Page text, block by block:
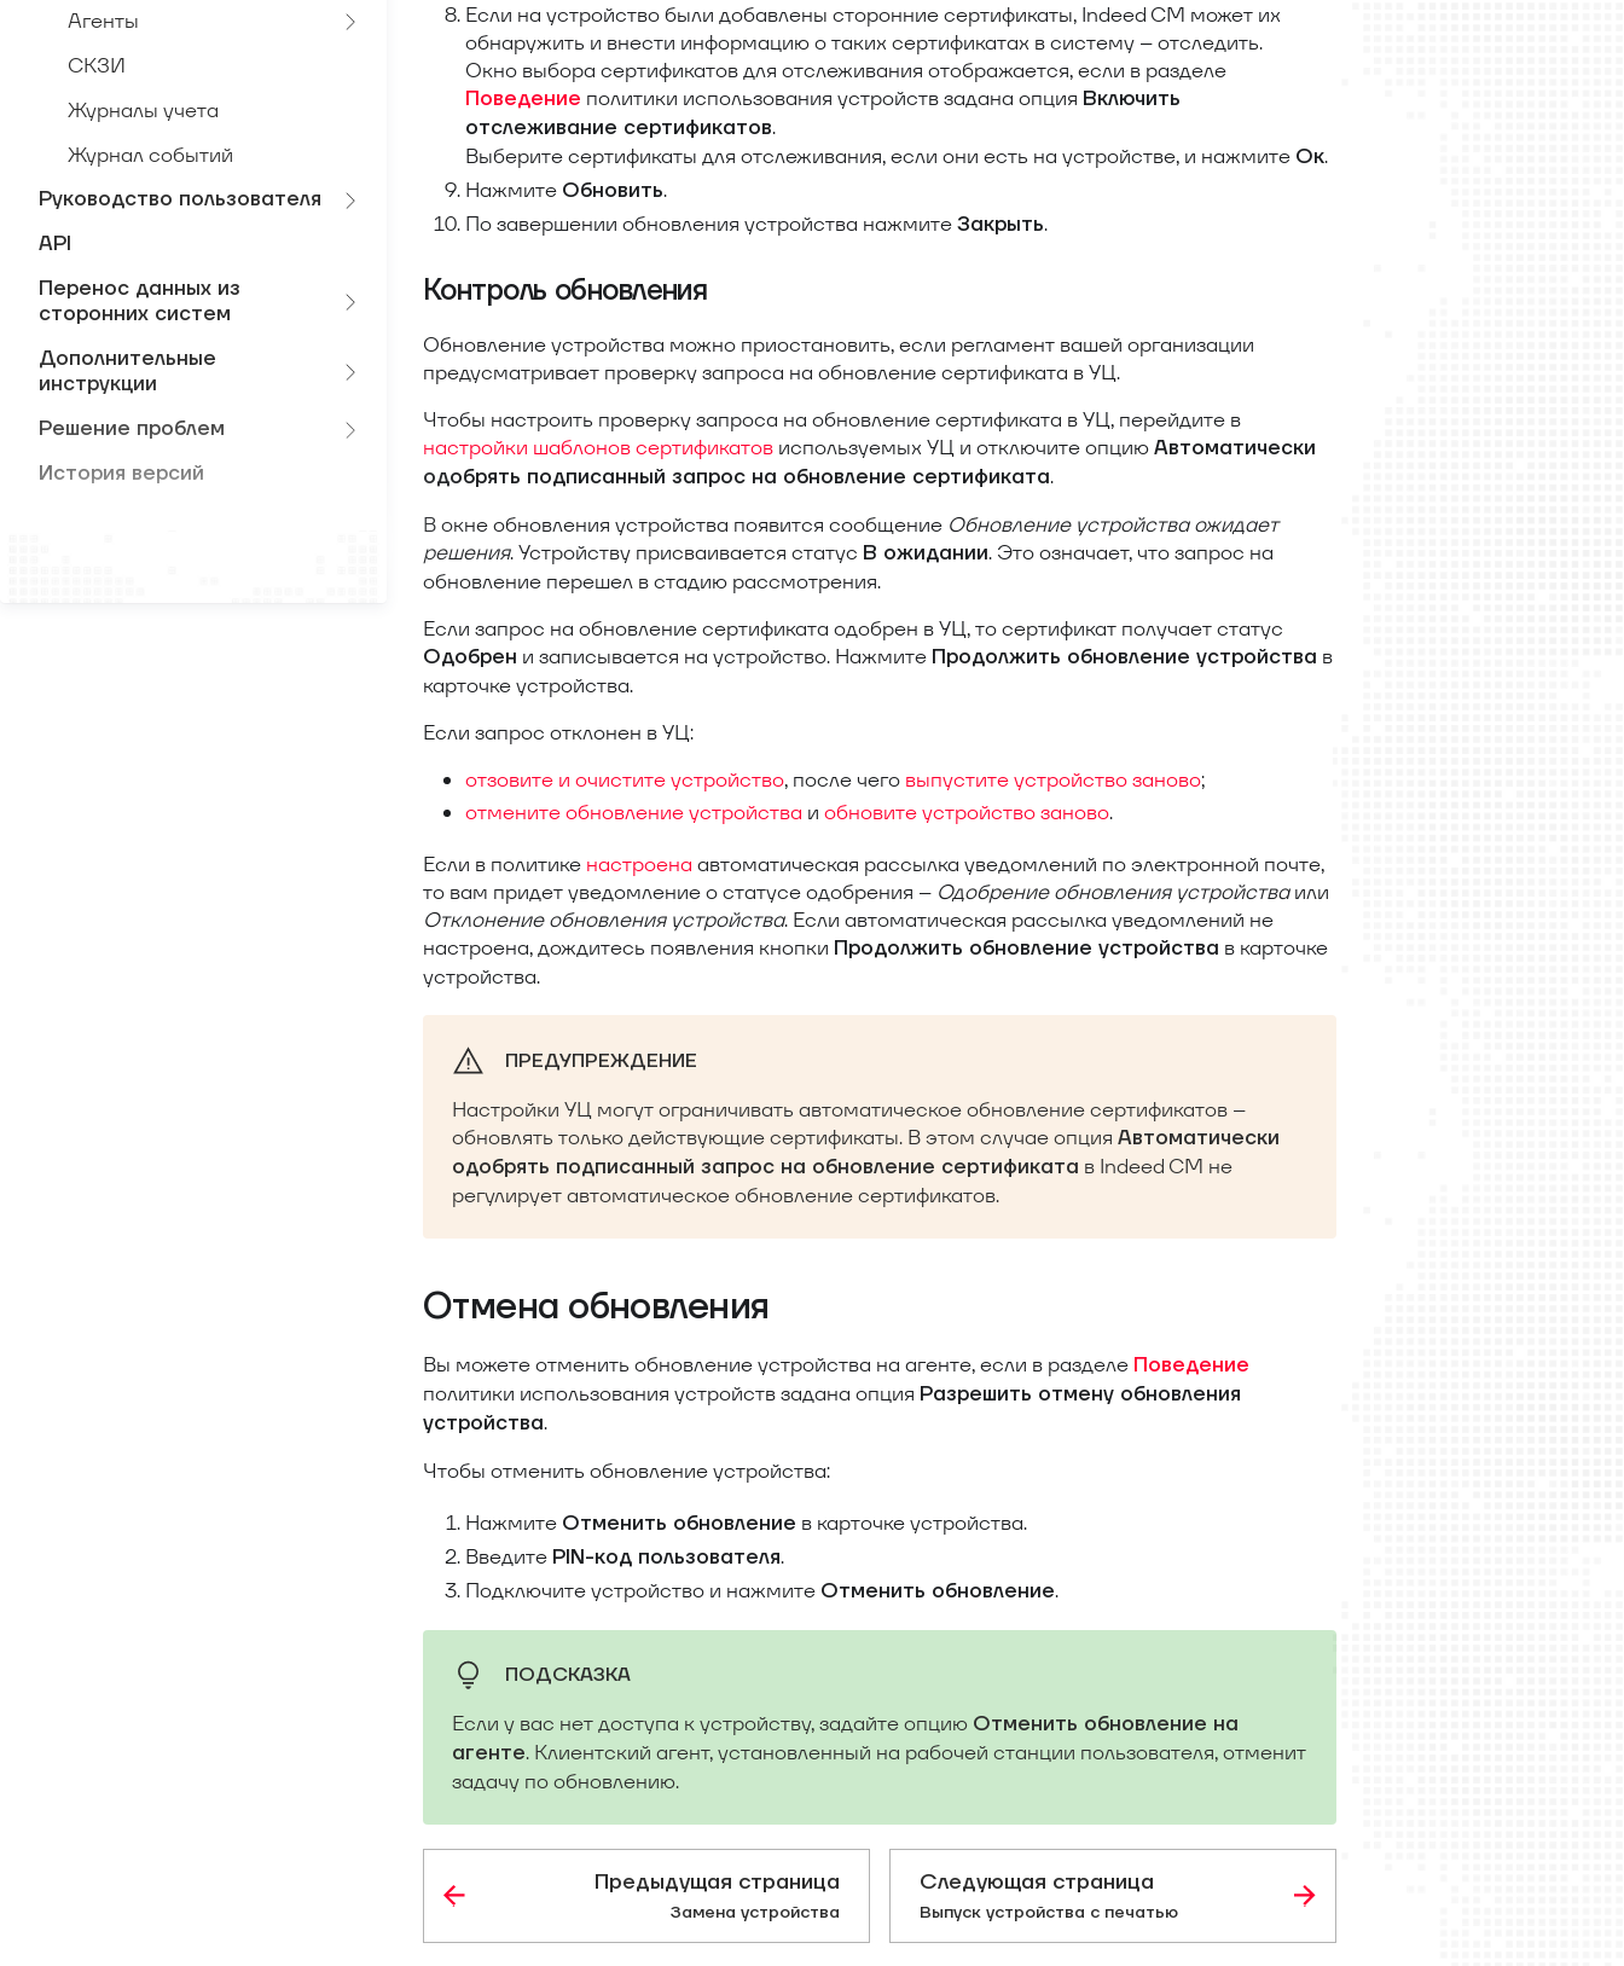
Агенты
СКЗИ
Журналы учета
Журнал событий
Руководство пользователя
API
Перенос данных из
сторонних систем
Дополнительные
инструкции
Решение проблем
История версий
Если на устройство были добавлены сторонние сертификаты, Indeed CM может их
обнаружить и внести информацию о таких сертификатах в систему – отследить.
Окно выбора сертификатов для отслеживания отображается, если в разделе
Поведение политики использования устройств задана опция Включить
отслеживание сертификатов.
Выберите сертификаты для отслеживания, если они есть на устройстве, и нажмите Ок.
Нажмите Обновить.
По завершении обновления устройства нажмитеЗакрыть.
Контроль обновления
Обновление устройства можно приостановить, если регламент вашей организации
предусматривает проверку запроса на обновление сертификата в УЦ.
Чтобы настроить проверку запроса на обновление сертификата в УЦ, перейдите в
настройки шаблонов сертификатов используемых УЦ и отключите опциюАвтоматически
одобрять подписанный запрос на обновление сертификата.
В окне обновления устройства появится сообщение Обновление устройства ожидает
решения. Устройству присваивается статус В ожидании. Это означает, что запрос на
обновление перешел в стадию рассмотрения.
Если запрос на обновление сертификата одобрен в УЦ, то сертификат получает статус
Одобрен и записывается на устройство. Нажмите Продолжить обновление устройства в
карточке устройства.
Если запрос отклонен в УЦ:
отзовите и очистите устройство, после чего выпустите устройство заново;
отмените обновление устройства и обновите устройство заново.
Если в политике настроена автоматическая рассылка уведомлений по электронной почте,
то вам придет уведомление о статусе одобрения – Одобрение обновления устройстваили
Отклонение обновления устройства. Если автоматическая рассылка уведомлений не
настроена, дождитесь появления кнопки Продолжить обновление устройства в карточке
устройства.
ПРЕДУПРЕЖДЕНИЕ
Настройки УЦ могут ограничивать автоматическое обновление сертификатов –
обновлять только действующие сертификаты. В этом случае опция Автоматически
одобрять подписанный запрос на обновление сертификата в Indeed CM не
регулирует автоматическое обновление сертификатов.
Отмена обновления
Вы можете отменить обновление устройства на агенте, если в разделе Поведение
политики использования устройств задана опция Разрешить отмену обновления
устройства.
Чтобы отменить обновление устройства:
Нажмите Отменить обновление в карточке устройства.
Введите PIN-код пользователя.
Подключите устройство и нажмите Отменить обновление.
ПОДСКАЗКА
Если у вас нет доступа к устройству, задайте опцию Отменить обновление на
агенте. Клиентский агент, установленный на рабочей станции пользователя, отменит
задачу по обновлению.
Предыдущая страница
Замена устройства
Следующая страница
Выпуск устройства с печатью